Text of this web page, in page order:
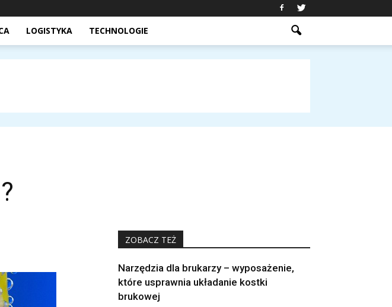
LOGISTYKA TECHNOLOGIE
ZOBACZ TEŻ
Narzędzia dla brukarzy – wyposażenie,
które usprawnia układanie kostki
brukowej